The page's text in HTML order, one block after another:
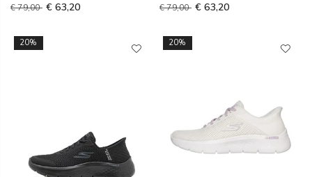
€ 79,00 € 63,20 € 79,00 € 63,20
20% 20%